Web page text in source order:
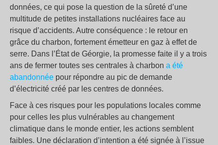
données, ce qui pose la question de la sûreté d’une
multitude de petites installations nucléaires face au
risque d’accidents. Autre conséquence : le retour en
grâce du charbon, fortement émetteur en gaz à effet de
serre. Dans l’État de Géorgie, la promesse faite il y a trois
ans de fermer toutes ses centrales à charbon a été
abandonnée pour répondre au pic de demande
d’électricité créé par les centres de données.
Face à ces risques pour les populations locales comme
pour celles les plus vulnérables au changement
climatique dans le monde entier, les actions semblent
faibles. Une déclaration d’intention a été signée à l’issue